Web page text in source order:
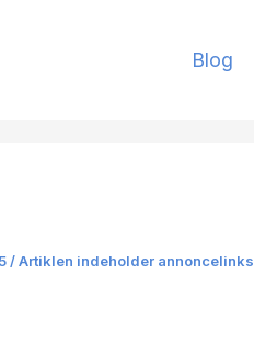
Blog
/ Artiklen indeholder annoncelinks